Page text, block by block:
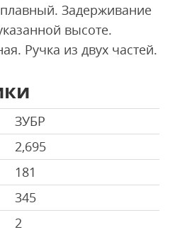
Задерживание
высоте.
Ручка из двух частей.
ЗУБР
2,695
181
345
2